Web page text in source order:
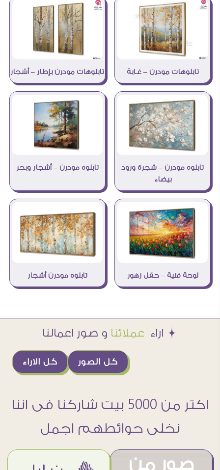
تابلوهات مودرن – غـابة تابلوهات مودرن بإطار – أشجار
تابلوه مودرن – شجرة ورود
بيضاء
تابلوه مودرن – أشجار وبحر
لوحة فنية – حقل زهور تابلوه مودرن أشجار
Æ اراء عملائنا و صور اعمالنا
كل الاراء كل الصور
اكتر من 5000 بيت شاركنا فى اننا
نخلى حوائطهم اجمل
صور من